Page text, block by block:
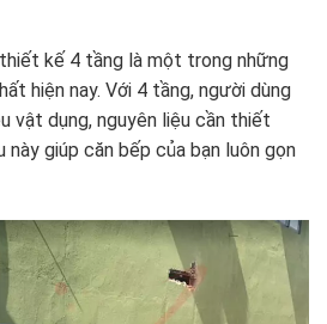
kế 4 tầng là một trong những
hiện nay. Với 4 tầng, người dùng
vật dụng, nguyên liệu cần thiết
giúp căn bếp của bạn luôn gọn